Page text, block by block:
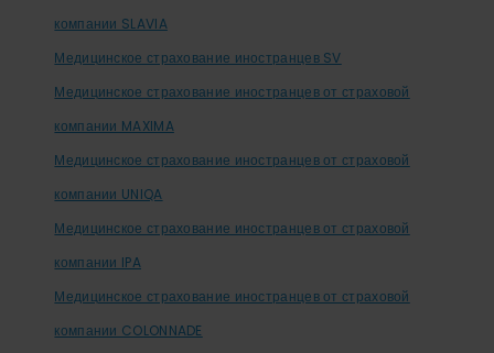
компании SLAVIA
Медицинское страхование иностранцев SV
Медицинское страхование иностранцев от страховой
компании MAXIMA
Медицинское страхование иностранцев от страховой
компании UNIQA
Медицинское страхование иностранцев от страховой
компании IPA
Медицинское страхование иностранцев от страховой
компании COLONNADE